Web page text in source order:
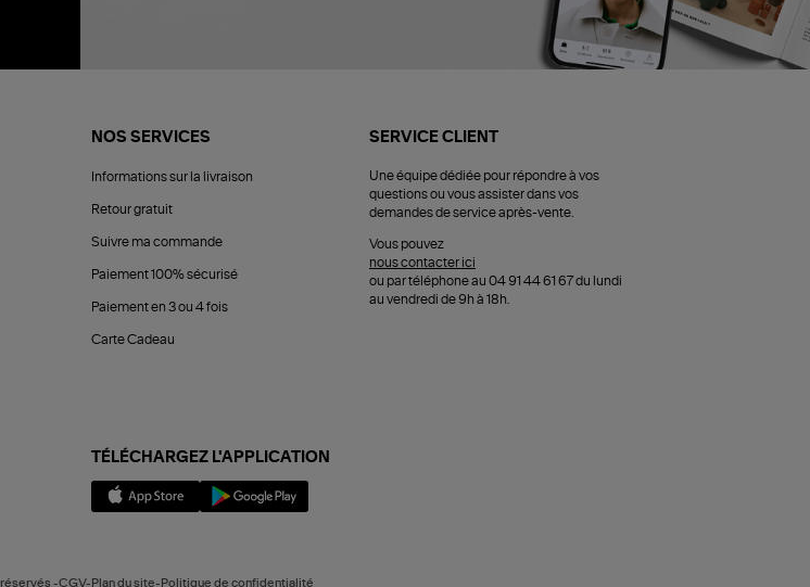
NOS SERVICES
Informations sur la livraison
Retour gratuit
Suivre ma commande
Paiement 100% sécurisé
Paiement en 3 ou 4 fois
Carte Cadeau
SERVICE CLIENT
Une équipe dédiée pour répondre à vos
questions ou vous assister dans vos
demandes de service après-vente.
Vous pouvez
nous contacter ici
ou par téléphone au 04 91 44 61 67 du lundi
au vendredi de 9h à 18h.
TÉLÉCHARGEZ L'APPLICATION
-CGV-Plan du site-Politique de confidentialité